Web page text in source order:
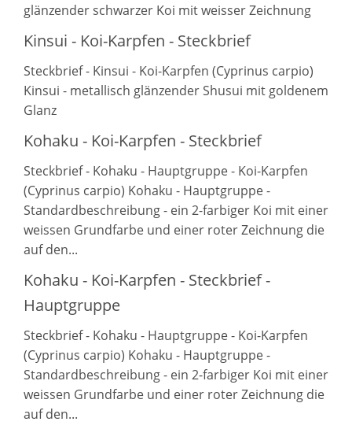
glänzender schwarzer Koi mit weisser Zeichnung
Kinsui - Koi-Karpfen - Steckbrief
Steckbrief - Kinsui - Koi-Karpfen (Cyprinus carpio)
Kinsui - metallisch glänzender Shusui mit goldenem
Glanz
Kohaku - Koi-Karpfen - Steckbrief
Steckbrief - Kohaku - Hauptgruppe - Koi-Karpfen
(Cyprinus carpio) Kohaku - Hauptgruppe -
Standardbeschreibung - ein 2-farbiger Koi mit einer
weissen Grundfarbe und einer roter Zeichnung die
auf den...
Kohaku - Koi-Karpfen - Steckbrief -
Hauptgruppe
Steckbrief - Kohaku - Hauptgruppe - Koi-Karpfen
(Cyprinus carpio) Kohaku - Hauptgruppe -
Standardbeschreibung - ein 2-farbiger Koi mit einer
weissen Grundfarbe und einer roter Zeichnung die
auf den...